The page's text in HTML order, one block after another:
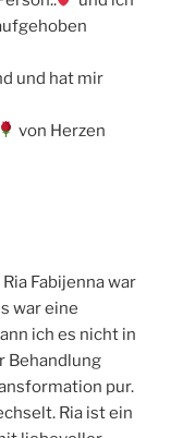
und hat mir
von Herzen
Fabijenna war
war eine
ich es nicht in
Behandlung
pur.
Ria ist ein